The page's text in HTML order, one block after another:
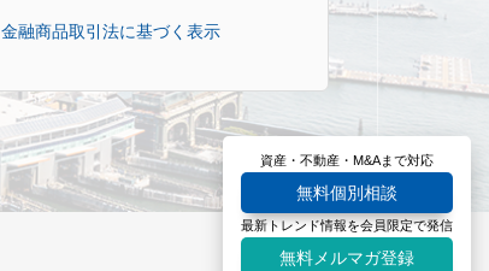
資産・不動産・M&Aまで対応
無料個別相談
最新トレンド情報を会員限定で発信
無料メルマガ登録
金融商品取引法に基づく表示